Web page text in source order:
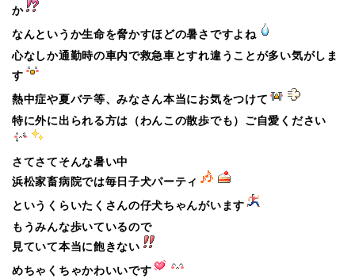
か
なんというか生命を脅かすほどの暑さですよね
心なしか通勤時の車内で救急車とすれ違うことが多い気がしま
す
熱中症や夏バテ等、みなさん本当にお気をつけて
特に外に出られる方は（わんこの散歩でも）ご自愛ください
さてさてそんな暑い中
浜松家畜病院では毎日子犬パーティ
というくらいたくさんの仔犬ちゃんがいます
もうみんな歩いているので
見ていて本当に飽きない
めちゃくちゃかわいいです